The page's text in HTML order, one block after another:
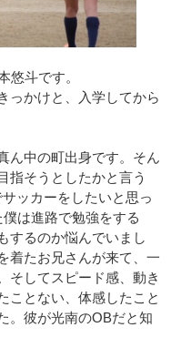
悠斗です。
っかけと、入学してから
ん中の町出身です。そん
指そうとしたかと言う
ッカーをしたいと思っ
は進路で勉強をする
するのか悩んでいまし
着たお兄さんが来て、一
そしてスピード感、動き
ことない、体感したこと
。彼が光南のOBだと知